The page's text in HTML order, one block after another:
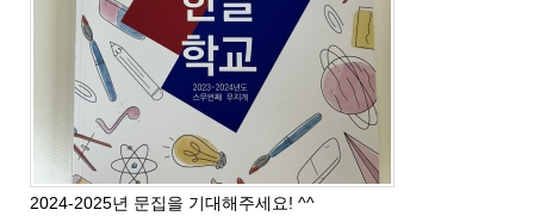
2024-2025년 문집을 기대해주세요! ^^